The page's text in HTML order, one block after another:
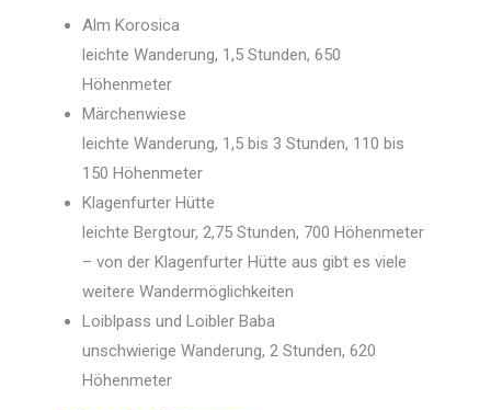
Alm Korosica
leichte Wanderung, 1,5 Stunden, 650
Höhenmeter
Märchenwiese
leichte Wanderung, 1,5 bis 3 Stunden, 110 bis
150 Höhenmeter
Klagenfurter Hütte
leichte Bergtour, 2,75 Stunden, 700 Höhenmeter
– von der Klagenfurter Hütte aus gibt es viele
weitere Wandermöglichkeiten
Loiblpass und Loibler Baba
unschwierige Wanderung, 2 Stunden, 620
Höhenmeter